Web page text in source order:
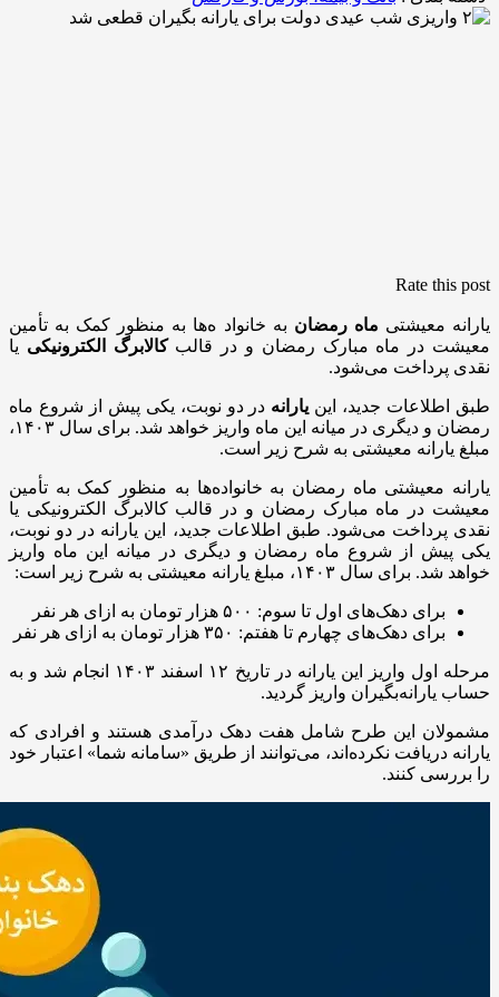
Rate this post
یارانه معیشتی ماه رمضان به خانواد ه‌ها به منظور کمک به تأمین
معیشت در ماه مبارک رمضان و در قالبکالابرگ الکترونیکی یا
نقدی پرداخت می‌شود.
طبق اطلاعات جدید، این یارانه در دو نوبت، یکی پیش از شروع ماه
رمضان و دیگری در میانه این ماه واریز خواهد شد. برای سال ۱۴۰۳،
مبلغ یارانه معیشتی به شرح زیر است.
یارانه معیشتی ماه رمضان به خانواده‌ها به منظور کمک به تأمین
معیشت در ماه مبارک رمضان و در قالب کالابرگ الکترونیکی یا
نقدی پرداخت می‌شود. طبق اطلاعات جدید، این یارانه در دو نوبت،
یکی پیش از شروع ماه رمضان و دیگری در میانه این ماه واریز
خواهد شد. برای سال ۱۴۰۳، مبلغ یارانه معیشتی به شرح زیر است:
برای دهک‌های اول تا سوم: ۵۰۰ هزار تومان به ازای هر نفر
برای دهک‌های چهارم تا هفتم: ۳۵۰ هزار تومان به ازای هر نفر
مرحله اول واریز این یارانه در تاریخ ۱۲ اسفند ۱۴۰۳ انجام شد و به
حساب یارانه‌بگیران واریز گردید.
مشمولان این طرح شامل هفت دهک درآمدی هستند و افرادی که
یارانه دریافت نکرده‌اند، می‌توانند از طریق «سامانه شما» اعتبار خود
را بررسی کنند.